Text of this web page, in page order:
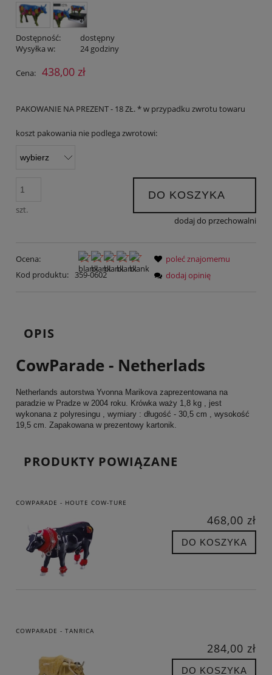
Dostępność:
dostępny
Wysyłka w:
24 godziny
Cena: 438,00 zł
PAKOWANIE NA PREZENT - 18 ZŁ. * w przypadku zwrotu towaru
koszt pakowania nie podlega zwrotowi:
szt.
DO KOSZYKA
dodaj do przechowalni
Ocena:
Kod produktu: 359-0602
poleć znajomemu
dodaj opinię
OPIS
CowParade - Netherlads
Netherlands autorstwa Yvonna Marikova zaprezentowana na
paradzie w Pradze w 2004 roku. Krówka waży 1,8 kg , jest
wykonana z polyresingu , wymiary : długość - 30,5 cm , wysokość
19,5 cm. Zapakowana w prezentowy kartonik.
PRODUKTY POWIĄZANE
COWPARADE - HOUTE COW-TURE
468,00 zł
DO KOSZYKA
COWPARADE - TANRICA
284,00 zł
DO KOSZYKA